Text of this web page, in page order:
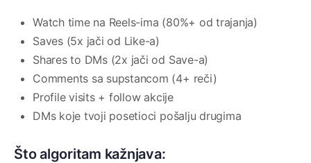
Watch time na Reels-ima (80%+ od trajanja)
Saves (5x jači od Like-a)
Shares to DMs (2x jači od Save-a)
Comments sa supstancom (4+ reči)
Profile visits + follow akcije
DMs koje tvoji posetioci pošalju drugima
Što algoritam kažnjava: